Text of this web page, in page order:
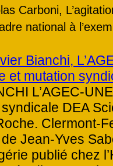
Carboni,
national à
Bianchi,
et mutation
L’AGEC-
DEA
Clermont-
Jean-Yves
publié chez